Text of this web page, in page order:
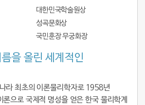
대한민국학술원상
성곡문화상
국민훈장 무궁화장
을 올린 세계적인
라 최초의 이론물리학자로 1958년
으로 국제적 명성을 얻은 한국 물리학계